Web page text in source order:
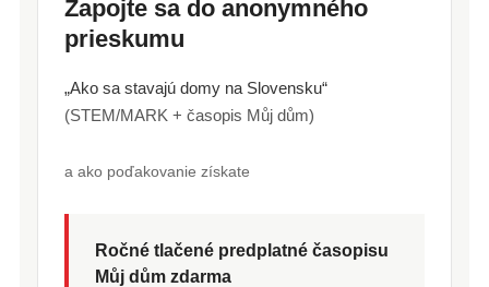
Zapojte sa do anonymného
prieskumu
„Ako sa stavajú domy na Slovensku“
(STEM/MARK + časopis Můj dům)
a ako poďakovanie získate
Ročné tlačené predplatné časopisu
Můj dům zdarma